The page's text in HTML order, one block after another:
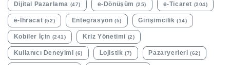
Dijital Pazarlama (47) e-Dönüşüm (25) e-Ticaret (204)
e-İhracat (52) Entegrasyon (5) Girişimcilik (14)
Kobiler İçin (241) Kriz Yönetimi (2)
Kullanıcı Deneyimi (6) Lojistik (7) Pazaryerleri (62)